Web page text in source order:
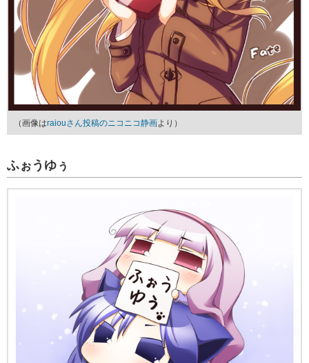
（画像はraiouさん投稿のニコニコ静画より）
ふぉうゆぅ